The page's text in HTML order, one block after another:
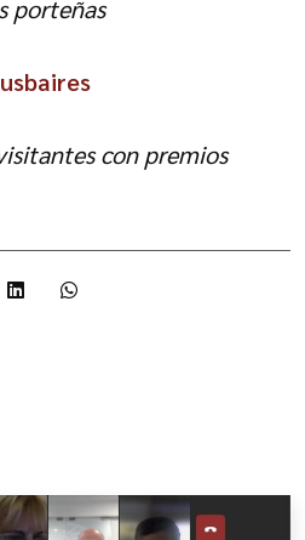
porteñas
con premios